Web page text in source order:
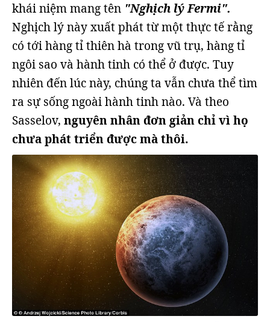
khái niệm mang tên "Nghịch lý Fermi".
Nghịch lý này xuất phát từ một thực tế rằng
có tới hàng tỉ thiên hà trong vũ trụ, hàng tỉ
ngôi sao và hành tinh có thể ở được. Tuy
nhiên đến lúc này, chúng ta vẫn chưa thể tìm
ra sự sống ngoài hành tinh nào. Và theo
Sasselov, nguyên nhân đơn giản chỉ vì họ
chưa phát triển được mà thôi.